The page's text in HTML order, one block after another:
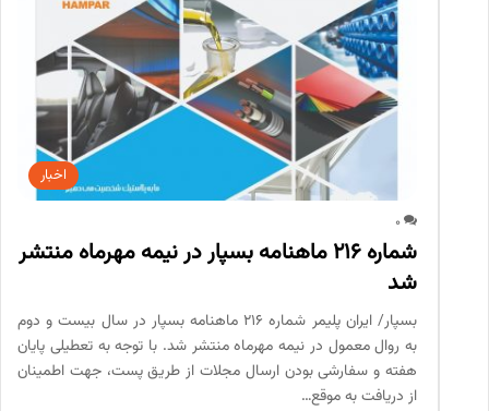
اخبار
0
شماره 216 ماهنامه بسپار در نیمه مهرماه منتشر
شد
بسپار/ ایران پلیمر شماره 216 ماهنامه بسپار در سال بیست و دوم
به روال معمول در نیمه مهرماه منتشر شد. با توجه به تعطیلی پایان
هفته و سفارشی بودن ارسال مجلات از طریق پست، جهت اطمینان
از دریافت به موقع…